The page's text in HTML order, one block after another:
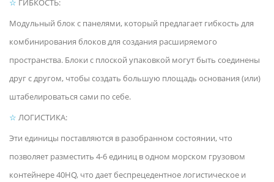
☆ ГИБКОСТЬ:
Модульный блок с панелями, который предлагает гибкость для
комбинирования блоков для создания расширяемого
пространства. Блоки с плоской упаковкой могут быть соединены
друг с другом, чтобы создать большую площадь основания (или)
штабелироваться сами по себе.
☆ ЛОГИСТИКА:
Эти единицы поставляются в разобранном состоянии, что
позволяет разместить 4-6 единиц в одном морском грузовом
контейнере 40HQ, что дает беспрецедентное логистическое и